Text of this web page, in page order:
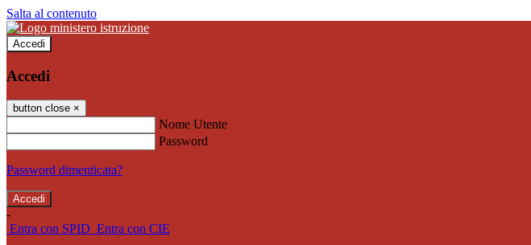
Salta al contenuto
Accedi
Accedi
button close ×
Nome Utente
Password
Password dimenticata?
-
Entra con SPID Entra con CIE